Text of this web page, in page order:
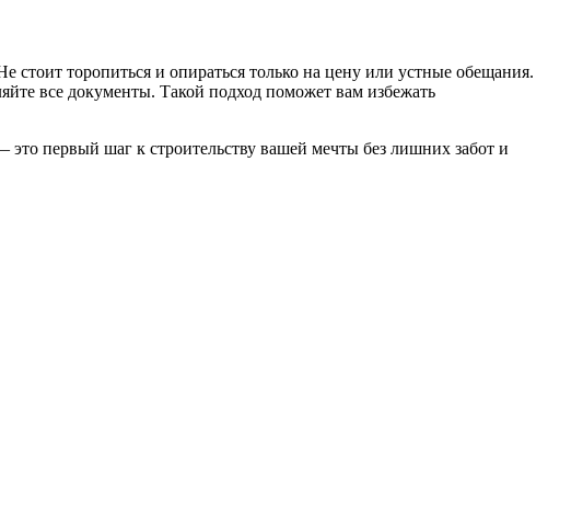
стоит торопиться и опираться только на цену или устные обещания.
все документы. Такой подход поможет вам избежать
первый шаг к строительству вашей мечты без лишних забот и